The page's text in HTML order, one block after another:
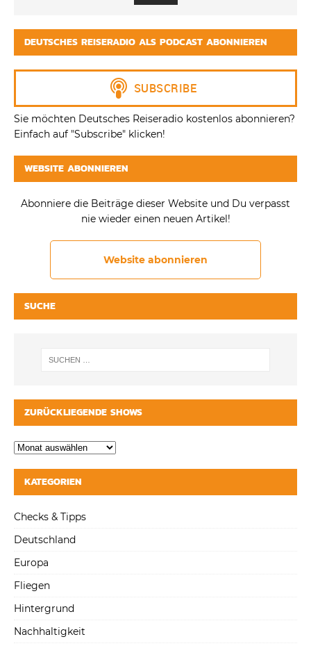
DEUTSCHES REISERADIO ALS PODCAST ABONNIEREN
Sie möchten Deutsches Reiseradio kostenlos abonnieren?
Einfach auf "Subscribe" klicken!
WEBSITE ABONNIEREN
Abonniere die Beiträge dieser Website und Du verpasst
nie wieder einen neuen Artikel!
Website abonnieren
SUCHE
ZURÜCKLIEGENDE SHOWS
KATEGORIEN
Checks & Tipps
Deutschland
Europa
Fliegen
Hintergrund
Nachhaltigkeit